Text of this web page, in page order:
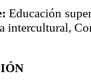
Educación
intercultural,